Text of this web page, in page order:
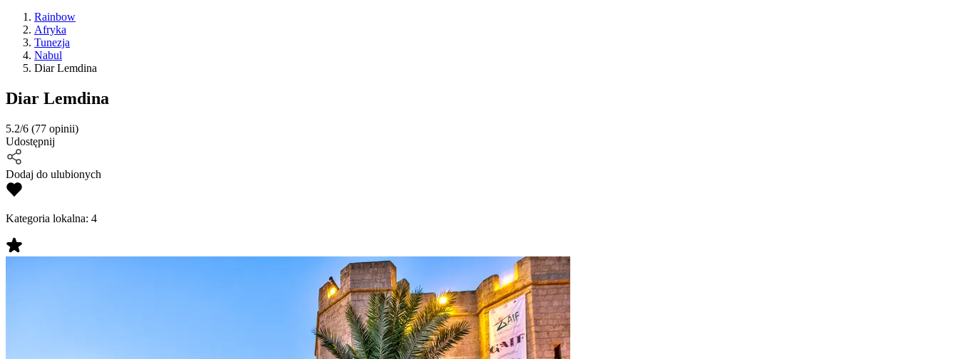
Rainbow
Afryka
Tunezja
Nabul
Diar Lemdina
Diar Lemdina
5.2/6 (77 opinii)
Udostępnij
Dodaj do ulubionych
Kategoria lokalna: 4